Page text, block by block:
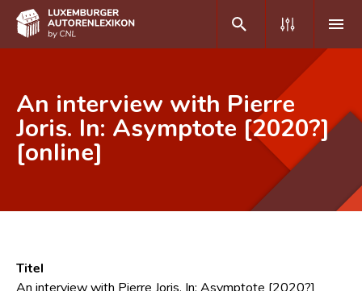
DE FR
Home
Erweiterte Suche
CNL
An interview with Pierre
Joris. In: Asymptote [2020?]
[online]
Titel
An interview with Pierre Joris. In: Asymptote [2020?]